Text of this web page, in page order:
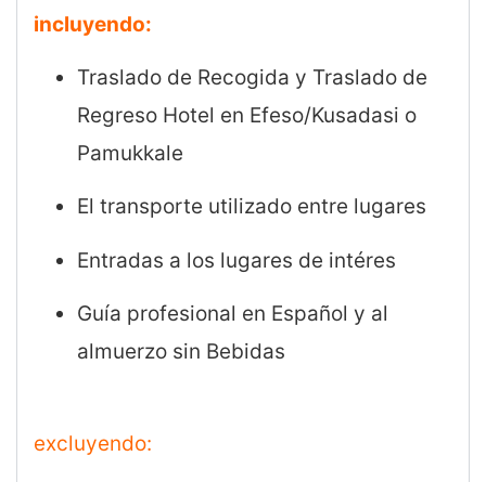
incluyendo:
Traslado de Recogida y Traslado de
Regreso Hotel en Efeso/Kusadasi o
Pamukkale
El transporte utilizado entre lugares
Entradas a los lugares de intéres
Guía profesional en Español y al
almuerzo sin Bebidas
excluyendo: